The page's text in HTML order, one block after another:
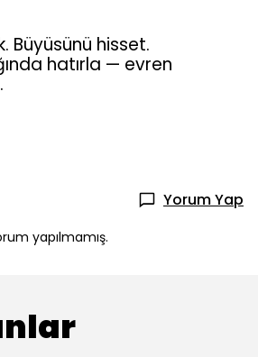
Büyüsünü hisset.
hatırla — evren
Yorum Yap
yapılmamış.